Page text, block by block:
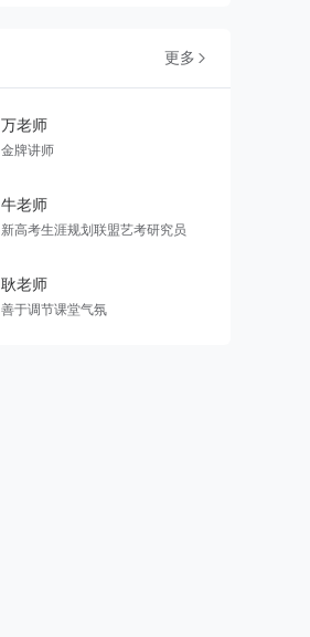
更多 
万老师
金牌讲师
牛老师
新高考生涯规划联盟艺考研究员
耿老师
善于调节课堂气氛